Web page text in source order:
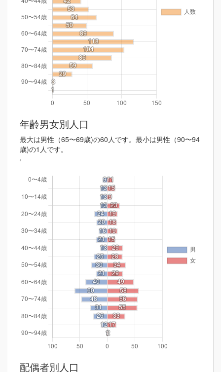
年齢男女別人口
最大は男性（65〜69歳)の60人です。最小は男性（90〜94
歳)の1人です。
配偶者別人口